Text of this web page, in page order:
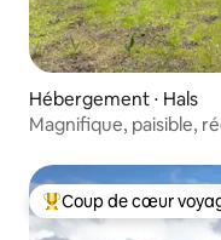
Hébergement ⋅ Hals
Magnifique, paisible,
Coups de cœur
Coup de cœur